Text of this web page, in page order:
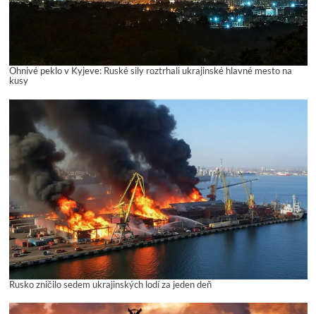
Ohnivé peklo v Kyjeve: Ruské sily roztrhali ukrajinské hlavné mesto na
kusy
Rusko zničilo sedem ukrajinských lodí za jeden deň